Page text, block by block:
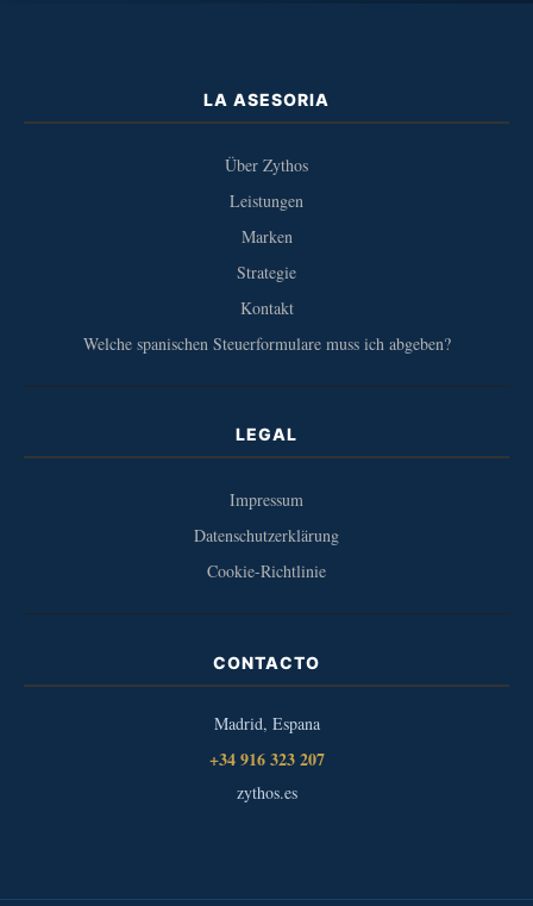
LA ASESORIA
Über Zythos
Leistungen
Marken
Strategie
Kontakt
Welche spanischen Steuerformulare muss ich abgeben?
LEGAL
Impressum
Datenschutzerklärung
Cookie-Richtlinie
CONTACTO
Madrid, Espana
+34 916 323 207
zythos.es